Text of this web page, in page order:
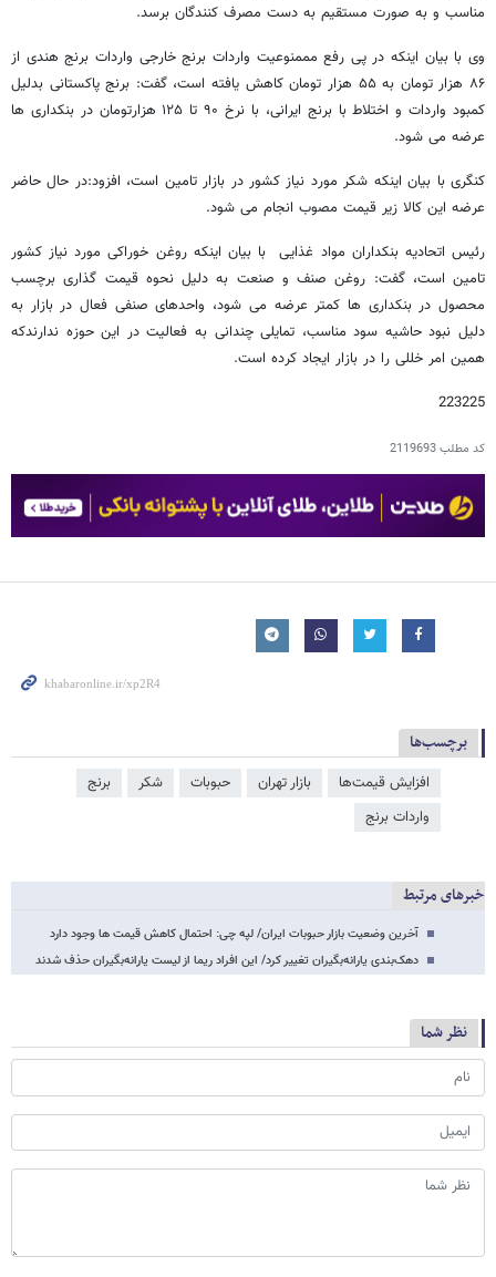
مناسب و به صورت مستقیم به دست مصرف کنندگان برسد.
وی با بیان اینکه در پی رفع مممنوعیت واردات برنج خارجی واردات برنج هندی از
۸۶ هزار تومان به ۵۵ هزار تومان کاهش یافته است، گفت: برنج پاکستانی بدلیل
کمبود واردات و اختلاط با برنج ایرانی، با نرخ ۹۰ تا ۱۲۵ هزارتومان در بنکداری ها
عرضه می شود.
کنگری با بیان اینکه شکر مورد نیاز کشور در بازار تامین است، افزود:در حال حاضر
عرضه این کالا زیر قیمت مصوب انجام می شود.
رئیس اتحادیه بنکداران مواد غذایی با بیان اینکه روغن خوراکی مورد نیاز کشور
تامین است، گفت: روغن صنف و صنعت به دلیل نحوه قیمت گذاری برچسب
محصول در بنکداری ها کمتر عرضه می شود، واحدهای صنفی فعال در بازار به
دلیل نبود حاشیه سود مناسب، تمایلی چندانی به فعالیت در این حوزه ندارندکه
همین امر خللی را در بازار ایجاد کرده است.
223225
کد مطلب2119693
برچسب‌ها
افزایش قیمت‌ها بازار تهران حبوبات شکر
برنج
واردات برنج
خبرهای مرتبط
آخرین وضعیت بازار حبوبات ایران/ لپه چی: احتمال کاهش قیمت ها وجود دارد
دهک‌بندی یارانه‌بگیران تغییر کرد/ این افراد ریما از لیست یارانه‌بگیران حذف شدند
نظر شما